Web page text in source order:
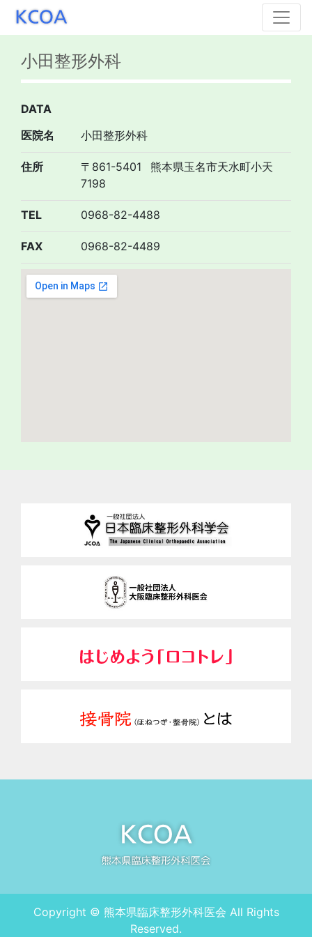
小田整形外科
DATA
医院名
小田整形外科
住所 〒861-5401
熊本県玉名市天水町小天
7198
TEL 0968-82-4488
FAX 0968-82-4489
Copyright © 熊本県臨床整形外科医会 All Rights
Reserved.